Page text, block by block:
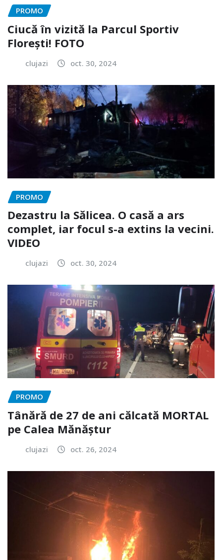
PROMO
Ciucă în vizită la Parcul Sportiv
Florești! FOTO
clujazi oct. 30, 2024
PROMO
Dezastru la Sălicea. O casă a ars
complet, iar focul s-a extins la vecini.
VIDEO
clujazi oct. 30, 2024
PROMO
Tânără de 27 de ani călcată MORTAL
pe Calea Mănăștur
clujazi oct. 26, 2024